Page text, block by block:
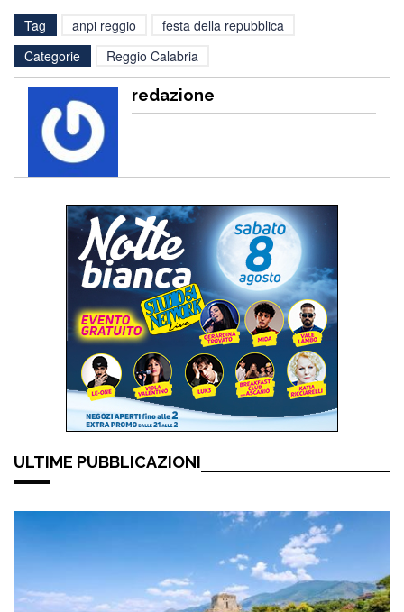
Tag anpi reggio
festa della repubblica
Categorie
Reggio Calabria
redazione
ULTIME PUBBLICAZIONI